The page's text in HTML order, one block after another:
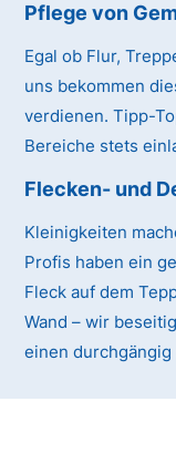
Pflege von
Egal ob Flur,
uns bekommen
verdienen. Tipp-
Bereiche stets
Flecken- und
Kleinigkeiten
Profis haben ein
Fleck auf dem
Wand – wir
einen